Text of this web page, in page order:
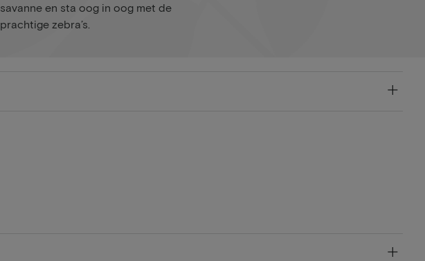
savanne en sta oog in oog met de
prachtige zebra’s.